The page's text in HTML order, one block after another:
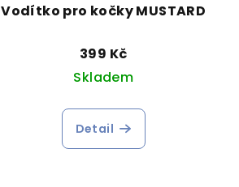
Vodítko pro kočky MUSTARD
399 Kč
Skladem
Detail